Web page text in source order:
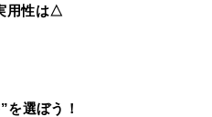
用性は△
を選ぼう！